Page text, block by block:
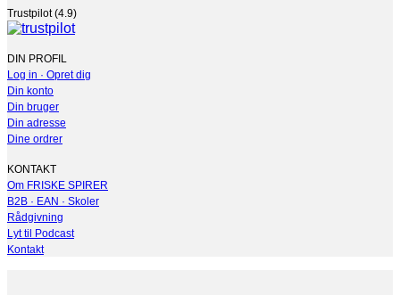
Trustpilot (4.9)
DIN PROFIL
Log in · Opret dig
Din konto
Din bruger
Din adresse
Dine ordrer
KONTAKT
Om FRISKE SPIRER
B2B · EAN · Skoler
Rådgivning
Lyt til Podcast
Kontakt